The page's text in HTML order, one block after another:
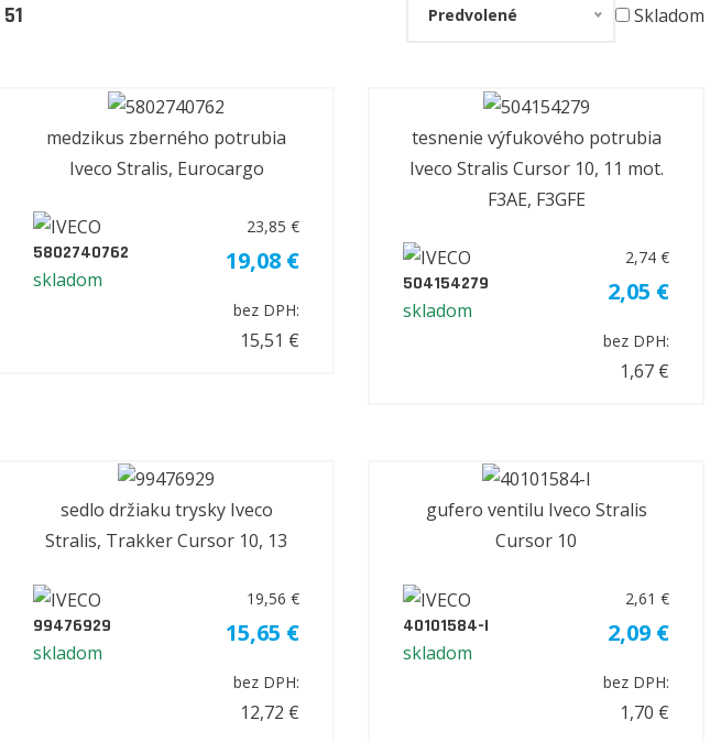
51 Skladom
Predvolené
medzikus zberného potrubia
Iveco Stralis, Eurocargo
5802740762
skladom
23,85 €
19,08 €
bez DPH:
15,51 €
tesnenie výfukového potrubia
Iveco Stralis Cursor 10, 11 mot.
F3AE, F3GFE
504154279
skladom
2,74 €
2,05 €
bez DPH:
1,67 €
sedlo držiaku trysky Iveco
Stralis, Trakker Cursor 10, 13
99476929
skladom
19,56 €
15,65 €
bez DPH:
12,72 €
gufero ventilu Iveco Stralis
Cursor 10
40101584-I
skladom
2,61 €
2,09 €
bez DPH:
1,70 €